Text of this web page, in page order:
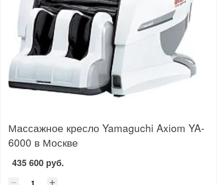
Массажное кресло Yamaguchi Axiom YA-
6000 в Москве
435 600 руб.